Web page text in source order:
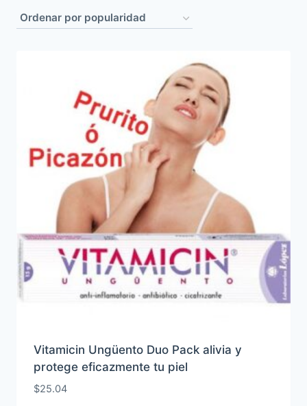
popularidad
Vitamicin Ungüento Duo Pack alivia y
protege eficazmente tu piel
$25.04